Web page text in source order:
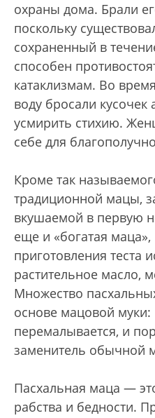
охраны дома. Брали
поскольку
сохраненный в
способен
катаклизмам. Во
воду бросали
усмирить стихию.
себе для
Кроме так
традиционной мацы,
вкушаемой в первую
еще и «богатая
приготовления теста
растительное масло,
Множество
основе мацовой муки:
перемалывается, и
заменитель обычной
Пасхальная маца —
рабства и бедности.